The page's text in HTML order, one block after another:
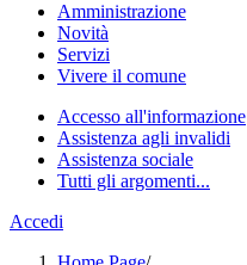
Amministrazione
Novità
Servizi
Vivere il comune
Accesso all'informazione
Assistenza agli invalidi
Assistenza sociale
Tutti gli argomenti...
Accedi